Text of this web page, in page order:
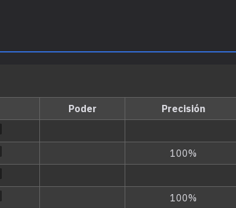
Poder
Precisión
100%
100%